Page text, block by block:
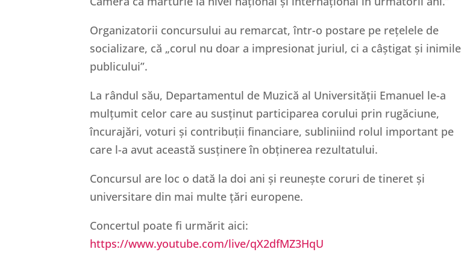
Organizatorii concursului au remarcat, într-o postare pe rețelele de
socializare, că „corul nu doar a impresionat juriul, ci a câștigat și inimile
publicului”.
La rândul său, Departamentul de Muzică al Universității Emanuel le-a
mulțumit celor care au susținut participarea corului prin rugăciune,
încurajări, voturi și contribuții financiare, subliniind rolul important pe
care l-a avut această susținere în obținerea rezultatului.
Concursul are loc o dată la doi ani și reunește coruri de tineret și
universitare din mai multe țări europene.
Concertul poate fi urmărit aici:
https://www.youtube.com/live/qX2dfMZ3HqU